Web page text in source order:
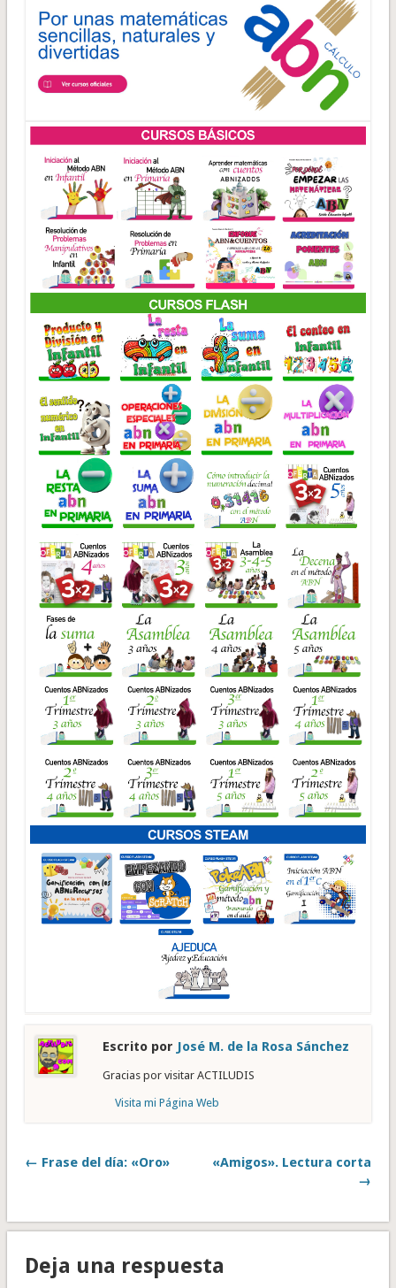
Escrito por José M. de la Rosa Sánchez
Gracias por visitar ACTILUDIS
Visita mi Página Web
← Frase del día: «Oro»
«Amigos». Lectura corta
→
Deja una respuesta